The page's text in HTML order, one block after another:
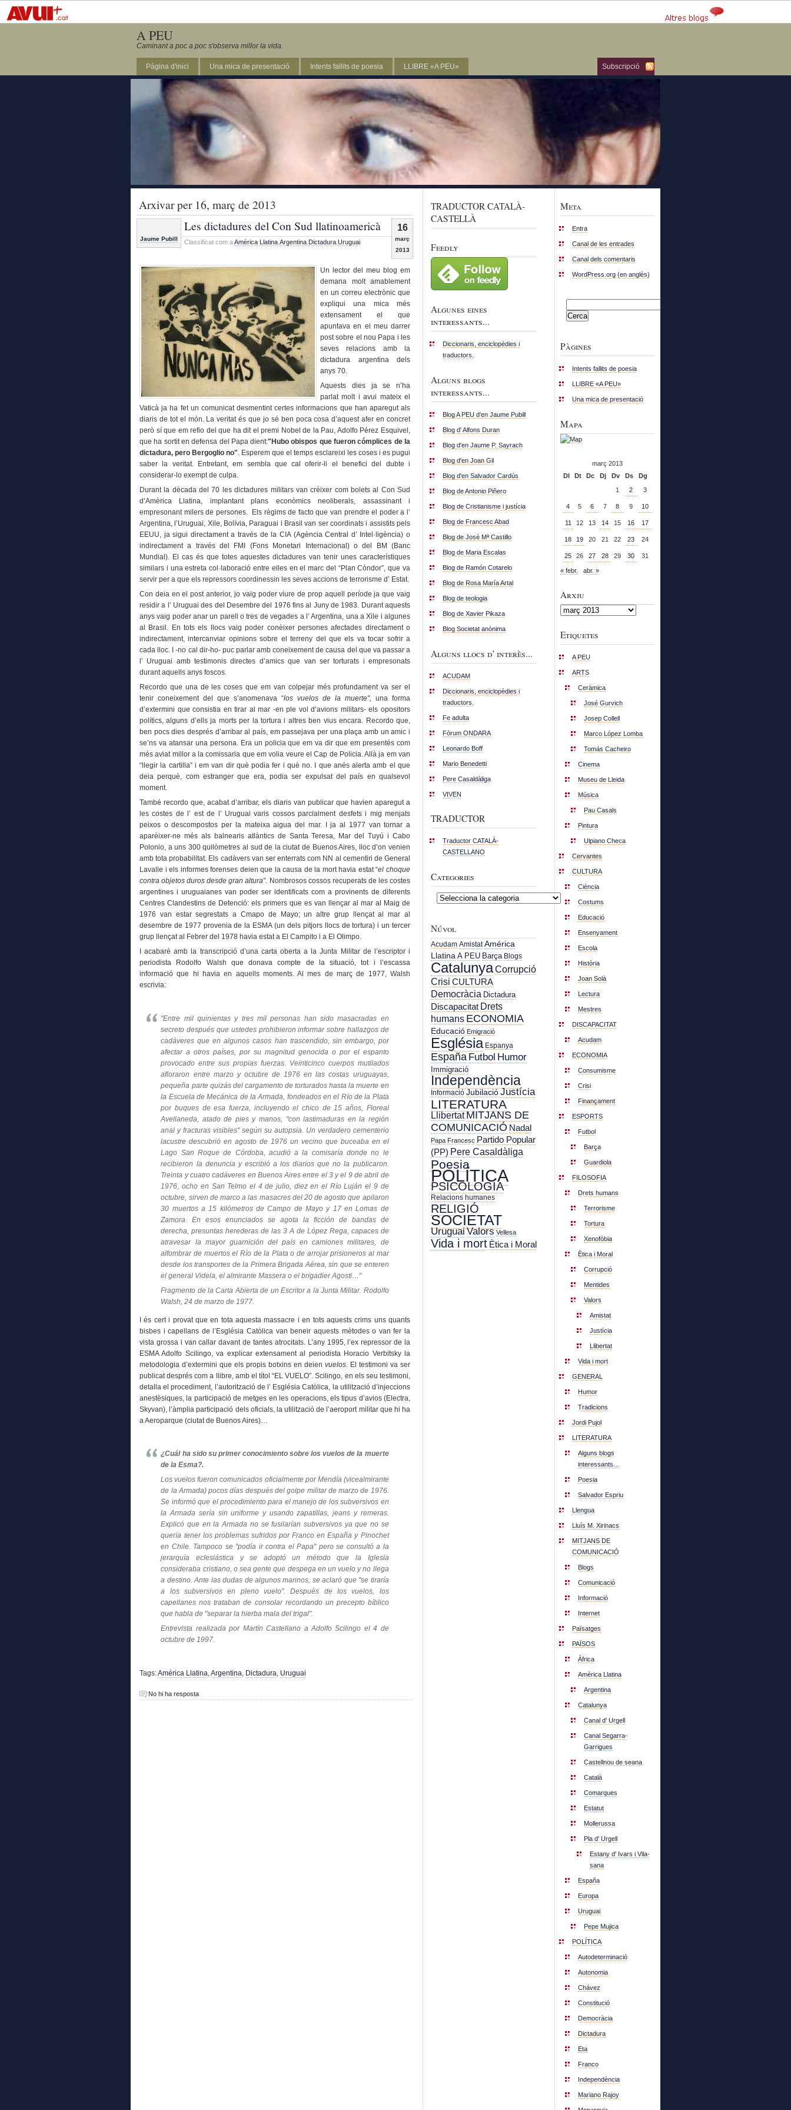
A PEU
Caminant a poc a poc s'observa millor la vida.
Subscripció
Pàgina d'inici Una mica de presentació Intents fallits de poesia LLIBRE «A PEU»
Arxivar per 16, març de 2013
16
març
2013
Jaume Pubill
Les dictadures del Con Sud llatinoamericà
Classificat com aAmèrica Llatina Argentina Dictadura Uruguai
Un lector del meu blog em
demana molt amablement
en un correu electrònic que
expliqui una mica més
extensament el que
apuntava en el meu darrer
post sobre el nou Papa i les
seves relacions amb la
dictadura argentina dels
anys 70.
Aquests dies ja se n’ha
parlat molt i avui mateix el
Vaticà ja ha fet un comunicat desmentint certes informacions que han aparegut als
diaris de tot el món. La veritat és que jo sé ben poca cosa d’aquest afer en concret
però sí que em refio del que ha dit el premi Nobel de la Pau, Adolfo Pérez Esquivel,
que ha sortit en defensa del Papa dient:"Hubo obispos que fueron cómplices de la
dictadura, pero Bergoglio no". Esperem que el temps esclareixi les coses i es pugui
saber la veritat. Entretant, em sembla que cal oferir-li el benefici del dubte i
considerar-lo exempt de culpa.
Durant la dècada del 70 les dictadures militars van créixer com bolets al Con Sud
d’Amèrica Llatina, implantant plans econòmics neoliberals, assassinant i
empresonant milers de persones. Els règims de facto que van prendre el poder a l’
Argentina, l’Uruguai, Xile, Bolívia, Paraguai i Brasil van ser coordinats i assistits pels
EEUU, ja sigui directament a través de la CIA (Agència Central d’ Intel·ligència) o
indirectament a través del FMI (Fons Monetari Internacional) o del BM (Banc
Mundial). El cas és que totes aquestes dictadures van tenir unes característiques
similars i una estreta col·laboració entre elles en el marc del “Plan Cóndor”, que va
servir per a que els repressors coordinessin les seves accions de terrorisme d’ Estat.
Con deia en el post anterior, jo vaig poder viure de prop aquell període ja que vaig
residir a l’ Uruguai des del Desembre del 1976 fins al Juny de 1983. Durant aquests
anys vaig poder anar un parell o tres de vegades a l’ Argentina, una a Xile i algunes
al Brasil. En tots els llocs vaig poder conèixer persones afectades directament o
indirectament, intercanviar opinions sobre el terreny del que els va tocar sofrir a
cada lloc. I -no cal dir-ho- puc parlar amb coneixement de causa del que va passar a
l’ Uruguai amb testimonis directes d’amics que van ser torturats i empresonats
durant aquells anys foscos.
Recordo que una de les coses que em van colpejar més profundament va ser el
tenir coneixement del que s’anomenava “los vuelos de la muerte", una forma
d’extermini que consistia en tirar al mar -en ple vol d’avions militars- els opositors
polítics, alguns d’ells ja morts per la tortura i altres ben vius encara. Recordo que,
ben pocs dies després d’arribar al país, em passejava per una plaça amb un amic i
se’ns va atansar una persona. Era un policia que em va dir que em presentés com
més aviat millor a la comissaria que em volia veure el Cap de Policia. Allà ja em van
“llegir la cartilla” i em van dir què podia fer i què no. I que anés alerta amb el que
deia perquè, com estranger que era, podia ser expulsat del país en qualsevol
moment.
També recordo que, acabat d’arribar, els diaris van publicar que havien aparegut a
les costes de l’ est de l’ Uruguai varis cossos parcialment desfets i mig menjats
peixos o descompostos per la mateixa aigua del mar. I ja al 1977 van tornar a
aparèixer-ne més als balnearis atlàntics de Santa Teresa, Mar del Tuyú i Cabo
Polonio, a uns 300 quilòmetres al sud de la ciutat de Buenos Aires, lloc d’on venien
amb tota probabilitat. Els cadàvers van ser enterrats com NN al cementiri de General
Lavalle i els informes forenses deien que la causa de la mort havia estat “el choque
contra objetos duros desde gran altura”. Nombrosos cossos recuperats de les costes
argentines i uruguaianes van poder ser identificats com a provinents de diferents
Centres Clandestins de Detenció: els primers que es van llençar al mar al Maig de
1976 van estar segrestats a Cmapo de Mayo; un altre grup llençat al mar al
desembre de 1977 provenia de la ESMA (un dels pitjors llocs de tortura) i un tercer
grup llençat al Febrer del 1978 havia estat a El Campito i a El Olimpo.
I acabaré amb la transcripció d’una carta oberta a la Junta Militar de l’escriptor i
periodista Rodolfo Walsh que donava compte de la situació, tot i l’escassa
informació que hi havia en aquells moments. Al mes de març de 1977, Walsh
escrivia:
"Entre mil quinientas y tres mil personas han sido masacradas en
secreto después que ustedes prohibieron informar sobre hallazgos de
cadáveres que en algunos casos han trascendido, sin embargo, por
afectar a otros países, por su magnitud genocida o por el espanto
provocado entre sus propias fuerzas. Veinticinco cuerpos mutilados
afloraron entre marzo y octubre de 1976 en las costas uruguayas,
pequeña parte quizás del cargamento de torturados hasta la muerte en
la Escuela de Mecánica de la Armada, fondeados en el Río de la Plata
por buques de esa fuerza, incluyendo el chico de 15 años, Floreal
Avellaneda, atado de pies y manos, "con lastimaduras en la región
anal y fracturas visibles" según su autopsia. Un verdadero cementerio
lacustre descubrió en agosto de 1976 un vecino que buceaba en el
Lago San Roque de Córdoba, acudió a la comisaría donde no le
recibieron la denuncia y escribió a los diarios que no la publicaron.
Treinta y cuatro cadáveres en Buenos Aires entre el 3 y el 9 de abril de
1976, ocho en San Telmo el 4 de julio, diez en el Río Luján el 9 de
octubre, sirven de marco a las masacres del 20 de agosto que apilaron
30 muertos a 15 kilómetros de Campo de Mayo y 17 en Lomas de
Zamora. En esos enunciados se agota la ficción de bandas de
derecha, presuntas herederas de las 3 A de López Rega, capaces de
atravesar la mayor guarnición del país en camiones militares, de
alfombrar de muertos el Río de la Plata o de arrojar prisioneros al mar
desde los transportes de la Primera Brigada Aérea, sin que se enteren
el general Videla, el almirante Massera o el brigadier Agosti…"
Fragmento de la Carta Abierta de un Escritor a la Junta Militar. Rodolfo
Walsh, 24 de marzo de 1977.
I és cert i provat que en tota aquesta massacre i en tots aquests crims uns quants
bisbes i capellans de l’Església Catòlica van beneir aquests mètodes o van fer la
vista grossa i van callar davant de tantes atrocitats. L’any 1995, l’ex repressor de la
ESMA Adolfo Scilingo, va explicar extensament al periodista Horacio Verbitsky la
metodologia d’extermini que els propis botxins en deien vuelos. El testimoni va ser
publicat després com a llibre, amb el títol “EL VUELO”. Scilingo, en els seu testimoni,
detalla el procediment, l’autorització de l’ Església Catòlica, la utilització d’injeccions
anestèsiques, la participació de metges en les operacions, els tipus d’avios (Electra,
Skyvan), l’àmplia participació dels oficials, la utilització de l’aeroport militar que hi ha
a Aeroparque (ciutat de Buenos Aires)…
¿Cuál ha sido su primer conocimiento sobre los vuelos de la muerte
de la Esma?.
Los vuelos fueron comunicados oficialmente por Mendía (vicealmirante
de la Armada)pocos días después del golpe militar de marzo de 1976.
Se informó que el procedimiento para el manejo de los subversivos en
la Armada sería sin uniforme y usando zapatillas, jeans y remeras.
Explicó que en la Armada no se fusilarían subversivos ya que no se
quería tener los problemas sufridos por Franco en España y Pinochet
en Chile. Tampoco se "podía ir contra el Papa" pero se consultó a la
jerarquía eclesiástica y se adoptó un método que la Iglesia
consideraba cristiano, o sea gente que despega en un vuelo y no llega
a destino. Ante las dudas de algunos marinos, se aclaró que "se tiraría
a los subversivos en pleno vuelo". Después de los vuelos, los
capellanes nos trataban de consolar recordando un precepto bíblico
que habla de "separar la hierba mala del trigal".
Entrevista realizada por Martín Castellano a Adolfo Scilingo el 4 de
octubre de 1997.
Tags:América Llatina Argentina Dictadura Uruguai
No hi ha resposta
TRADUCTOR CATALÀ-
CASTELLÀ
Feedly
Algunes eines
interessants...
Diccionaris, enciclopèdies i
traductors.
Alguns blogs
interessants...
Blog A PEU d'en Jaume Pubill
Blog d' Alfons Duran
Blog d'en Jaume P. Sayrach
Blog d'en Joan Gil
Blog d'en Salvador Cardús
Blog de Antonio Piñero
Blog de Cristianisme i justícia
Blog de Francesc Abad
Blog de José Mª Castillo
Blog de Maria Escalas
Blog de Ramón Cotarelo
Blog de Rosa María Artal
Blog de teologia
Blog de Xavier Pikaza
Blog Societat anònima
Alguns llocs d' interès...
ACUDAM
Diccionaris, enciclopèdies i
traductors.
Fe adulta
Fòrum ONDARA
Leonardo Boff
Mario Benedetti
Pere Casaldàliga
VIVEN
TRADUCTOR
Traductor CATALÀ-
CASTELLANO
Categories
Categories
Núvol
Acudam Amistat América
Llatina A PEU Barça Blogs
CatalunyaCorrupció
Crisi CULTURA
Democràcia Dictadura
Discapacitat Drets
humans ECONOMIA
Educació Emigració
Església Espanya
España Futbol Humor
Immigració
Independència
Informació JubilacióJustícia
LITERATURA
LlibertatMITJANS DE
COMUNICACIÓ Nadal
Papa Francesc Partido Popular
(PP) Pere Casaldàliga
Poesia
POLÍTICA
PSICOLOGIA
Relacions humanes
RELIGIÓ
SOCIETAT
Uruguai Valors Vellesa
Vida i mort Ètica i Moral
Meta
Entra
Canal de les entrades
Canal dels comentaris
WordPress.org (en anglès)
Pàgines
Intents fallits de poesia
LLIBRE «A PEU»
Una mica de presentació
Mapa
març 2013
Dl
Dt Dc Dj Dv Ds
Dg
1
2 3
4 5 6 7 8 9 10
11 12 13 14 15 16 17
18 19 20 21 22 23 24
25 26 27 28 29 30 31
« febr. abr. »
Arxiu
Arxiu
Etiquetes
A PEU
ARTS
Ceràmica
José Gurvich
Josep Collell
Marco López Lomba
Tomás Cacheiro
Cinema
Museu de Lleida
Música
Pau Casals
Pintura
Ulpiano Checa
Cervantes
CULTURA
Ciència
Costums
Educació
Ensenyament
Escola
Història
Joan Solà
Lectura
Mestres
DISCAPACITAT
Acudam
ECONOMIA
Consumisme
Crisi
Finançament
ESPORTS
Futbol
Barça
Guardiola
FILOSOFIA
Drets humans
Terrorisme
Tortura
Xenofòbia
Ètica i Moral
Corrupció
Mentides
Valors
Amistat
Justícia
Llibertat
Vida i mort
GENERAL
Humor
Tradicions
Jordi Pujol
LITERATURA
Alguns blogs
interessants…
Poesia
Salvador Espriu
Llengua
Lluís M. Xirinacs
MITJANS DE
COMUNICACIÓ
Blogs
Comunicació
Informació
Internet
Païsatges
PAÏSOS
Àfrica
Amèrica Llatina
Argentina
Catalunya
Canal d' Urgell
Canal Segarra-
Garrigues
Castellnou de seana
Català
Comarques
Estatut
Mollerussa
Pla d' Urgell
Estany d' Ivars i Vila-
sana
España
Europa
Uruguai
Pepe Mujica
POLÍTICA
Autodeterminació
Autonomia
Chávez
Constitució
Democràcia
Dictadura
Eta
Franco
Independència
Mariano Rajoy